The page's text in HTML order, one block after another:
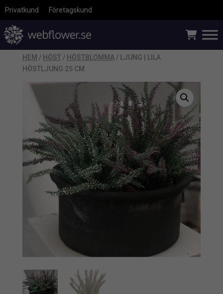
Privatkund Företagskund
HEM / HÖST/ HÖSTBLOMMA / LJUNG | LILA
HÖSTLJUNG 25 CM